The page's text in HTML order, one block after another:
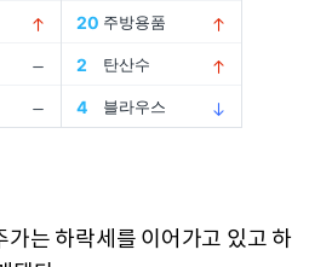
가는 하락세를 이어가고 있고 하